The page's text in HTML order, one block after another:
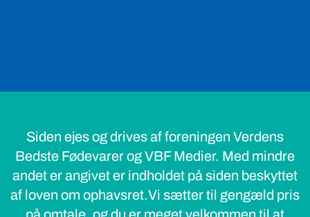
Siden ejes og drives af foreningen Verdens
Bedste Fødevarer og VBF Medier. Med mindre
andet er angivet er indholdet på siden beskyttet
af loven om ophavsret.Vi sætter til gengæld pris
på omtale, og du er meget velkommen til at